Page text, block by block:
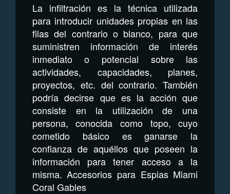
La infiltración es la técnica utilizada
para introducir unidades propias en las
filas del contrario o blanco, para que
suministren información de interés
inmediato o potencial sobre las
actividades, capacidades, planes,
proyectos, etc. del contrario. También
podría decirse que es la acción que
consiste en la utilización de una
persona, conocida como topo, cuyo
cometido básico es ganarse la
confianza de aquéllos que poseen la
información para tener acceso a la
misma. Accesorios para Espias Miami
Coral Gables